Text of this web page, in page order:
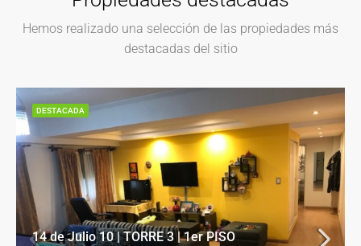
Hemos realizado una selección de las propiedades más
destacadas del sitio
14 de Julio 10 | TORRE 3 | 1er PISO
DESTACADA